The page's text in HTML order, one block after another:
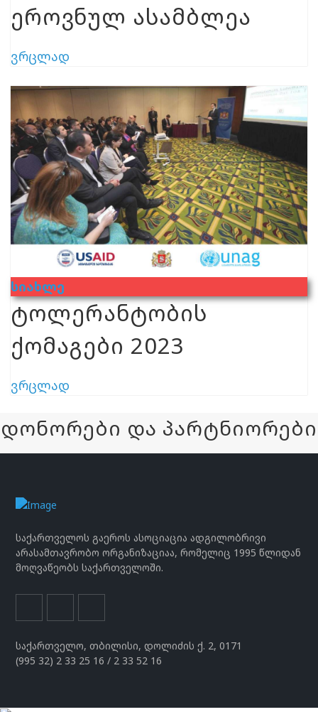
ეროვნულ ასამბლეა
ვრცლად
Სიახლე
ტოლერანტობის
ქომაგები 2023
ვრცლად
დონორები და პარტნიორები
საქართველოს გაეროს ასოციაცია ადგილობრივი
არასამთავრობო ორგანიზაციაა, რომელიც 1995 წლიდან
მოღვაწეობს საქართველოში.
საქართველო, თბილისი, დოლიძის ქ. 2, 0171
(995 32) 2 33 25 16 / 2 33 52 16